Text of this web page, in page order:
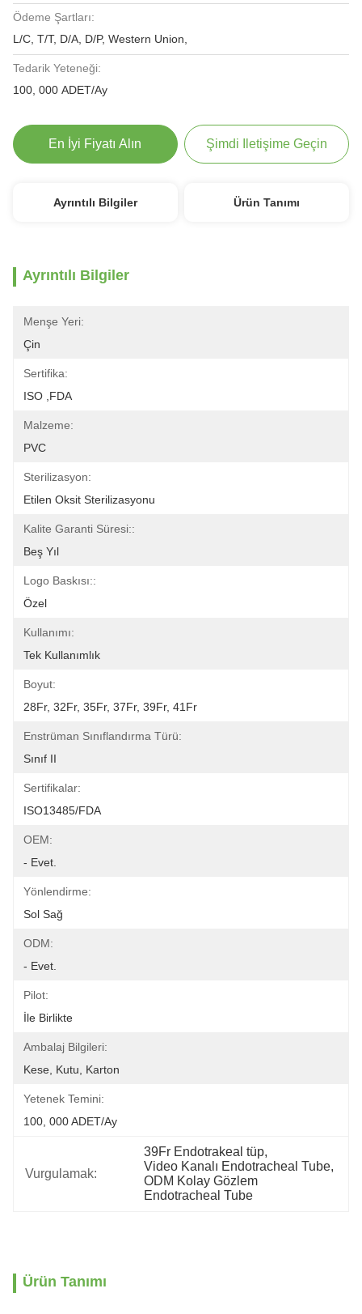
Ödeme Şartları:
L/C, T/T, D/A, D/P, Western Union,
Tedarik Yeteneği:
100, 000 ADET/Ay
En İyi Fiyatı Alın Şimdi Iletişime Geçin
Ayrıntılı Bilgiler Ürün Tanımı
Ayrıntılı Bilgiler
Menşe Yeri:
Çin
Sertifika:
ISO ,FDA
Malzeme:
PVC
Sterilizasyon:
Etilen Oksit Sterilizasyonu
Kalite Garanti Süresi::
Beş Yıl
Logo Baskısı::
Özel
Kullanımı:
Tek Kullanımlık
Boyut:
28Fr, 32Fr, 35Fr, 37Fr, 39Fr, 41Fr
Enstrüman Sınıflandırma Türü:
Sınıf II
Sertifikalar:
ISO13485/FDA
OEM:
- Evet.
Yönlendirme:
Sol Sağ
ODM:
- Evet.
Pilot:
İle Birlikte
Ambalaj Bilgileri:
Kese, Kutu, Karton
Yetenek Temini:
100, 000 ADET/Ay
Vurgulamak:
39Fr Endotrakeal tüp,
Video Kanalı Endotracheal Tube
ODM Kolay Gözlem
Endotracheal Tube
Ürün Tanımı